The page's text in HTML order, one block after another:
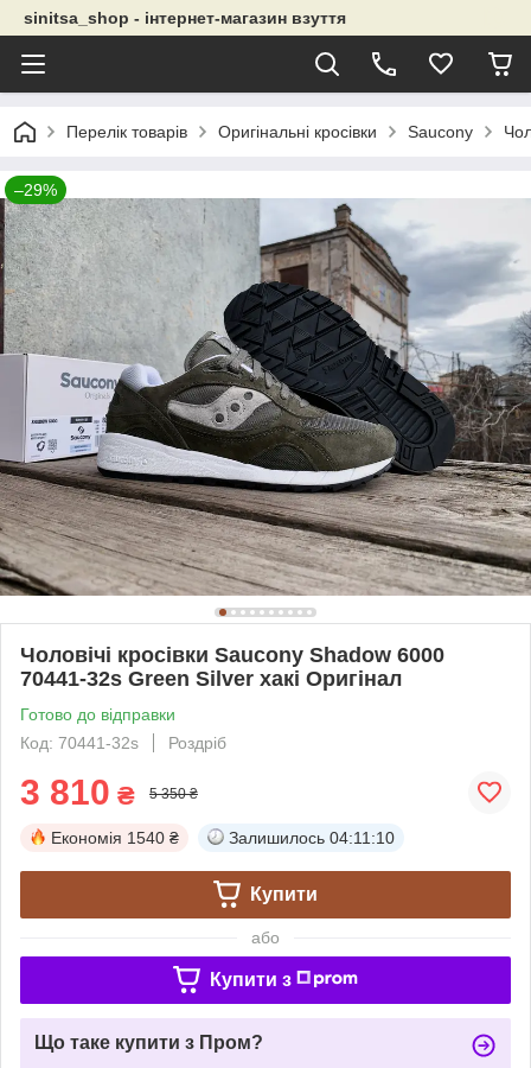
sinitsa_shop - інтернет-магазин взуття
Перелік товарів Оригінальні кросівки Saucony
–29%
Чоловічі кросівки Saucony Shadow 6000
70441-32s Green Silver хакі Оригінал
Готово до відправки
Код: 70441-32s
Роздріб
3 810 ₴ 5 350 ₴
Економія 1540 ₴ Залишилось 04:11:09
Купити
або
Купити з
Що таке купити з Пром?